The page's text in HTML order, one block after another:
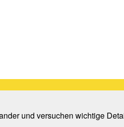
und versuchen wichtige